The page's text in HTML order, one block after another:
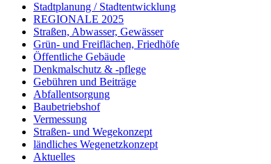
Stadtplanung / Stadtentwicklung
REGIONALE 2025
Straßen, Abwasser, Gewässer
Grün- und Freiflächen, Friedhöfe
Öffentliche Gebäude
Denkmalschutz & -pflege
Gebühren und Beiträge
Abfallentsorgung
Baubetriebshof
Vermessung
Straßen- und Wegekonzept
ländliches Wegenetzkonzept
Aktuelles